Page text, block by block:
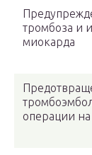
тромбоза и
миокарда
операции на